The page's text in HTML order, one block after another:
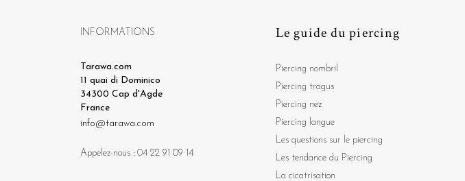
INFORMATIONS
Tarawa.com
11 quai di Dominico
34300 Cap d'Agde
France
info@tarawa.com
Appelez-nous : 04 22 91 09 14
Le guide du piercing
Piercing nombril
Piercing tragus
Piercing nez
Piercing langue
Les questions sur le piercing
Les tendance du Piercing
La cicatrisation